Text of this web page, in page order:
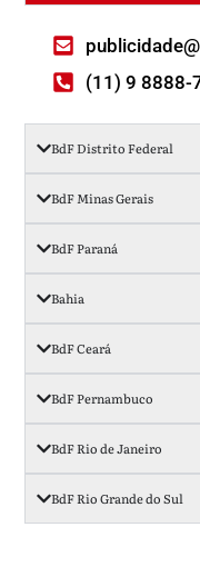
(11) 9 8888-
BdF Distrito Federal
BdF Minas Gerais
BdF Paraná
Bahia
BdF Ceará
BdF Pernambuco
BdF Rio de Janeiro
BdF Rio Grande do Sul